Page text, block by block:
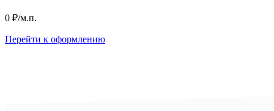
0 ₽/м.п.
Перейти к оформлению